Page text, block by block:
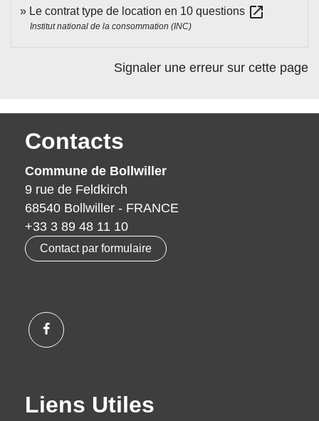
Le contrat type de location en 10 questions open_in_new
Institut national de la consommation (INC)
Signaler une erreur sur cette page
Contacts
Commune de Bollwiller
9 rue de Feldkirch
68540 Bollwiller - FRANCE
+33 3 89 48 11 10
Contact par formulaire
Liens Utiles